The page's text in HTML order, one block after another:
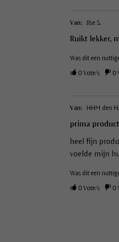
Van: Ilse S.
Ruikt lekker,
Was dit een
0Vote/s 0
Van: HHM den H.
prima
heel fijn
voelde mijn
Was dit een
0Vote/s 0